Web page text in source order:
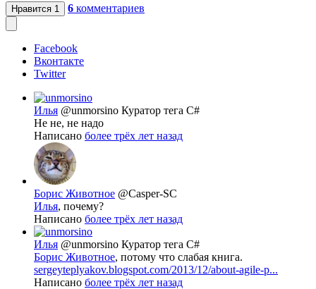
Нравится 1 6 комментариев
Facebook
Вконтакте
Twitter
Илья @unmorsino Куратор тега C#
Не не, не надо
Написано более трёх лет назад
Борис Животное @Casper-SC
Илья, почему?
Написано более трёх лет назад
Илья @unmorsino Куратор тега C#
Борис Животное, потому что слабая книга.
sergeyteplyakov.blogspot.com/2013/12/about-agile-p...
Написано более трёх лет назад